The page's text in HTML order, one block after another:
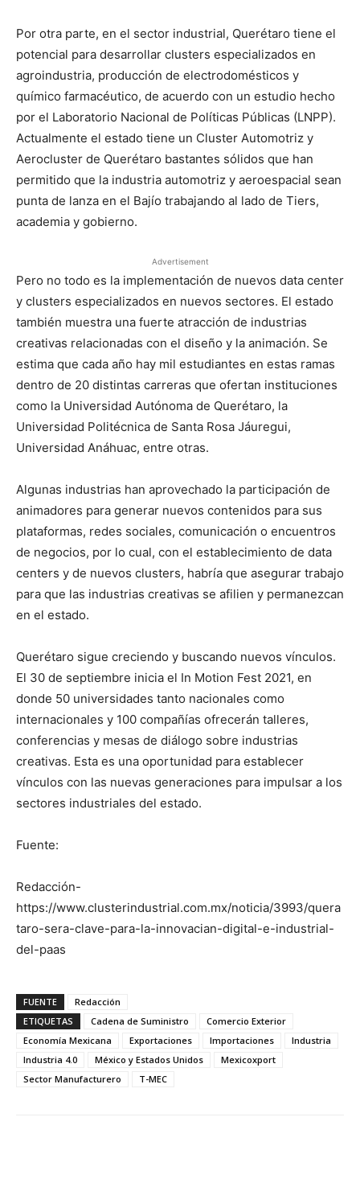
Por otra parte, en el sector industrial, Querétaro tiene el
potencial para desarrollar clusters especializados en
agroindustria, producción de electrodomésticos y
químico farmacéutico, de acuerdo con un estudio hecho
por el Laboratorio Nacional de Políticas Públicas (LNPP).
Actualmente el estado tiene un Cluster Automotriz y
Aerocluster de Querétaro bastantes sólidos que han
permitido que la industria automotriz y aeroespacial sean
punta de lanza en el Bajío trabajando al lado de Tiers,
academia y gobierno.
Advertisement
Pero no todo es la implementación de nuevos data center
y clusters especializados en nuevos sectores. El estado
también muestra una fuerte atracción de industrias
creativas relacionadas con el diseño y la animación. Se
estima que cada año hay mil estudiantes en estas ramas
dentro de 20 distintas carreras que ofertan instituciones
como la Universidad Autónoma de Querétaro, la
Universidad Politécnica de Santa Rosa Jáuregui,
Universidad Anáhuac, entre otras.
Algunas industrias han aprovechado la participación de
animadores para generar nuevos contenidos para sus
plataformas, redes sociales, comunicación o encuentros
de negocios, por lo cual, con el establecimiento de data
centers y de nuevos clusters, habría que asegurar trabajo
para que las industrias creativas se afilien y permanezcan
en el estado.
Querétaro sigue creciendo y buscando nuevos vínculos.
El 30 de septiembre inicia el In Motion Fest 2021, en
donde 50 universidades tanto nacionales como
internacionales y 100 compañías ofrecerán talleres,
conferencias y mesas de diálogo sobre industrias
creativas. Esta es una oportunidad para establecer
vínculos con las nuevas generaciones para impulsar a los
sectores industriales del estado.
Fuente:
Redacción-
https://www.clusterindustrial.com.mx/noticia/3993/quera
taro-sera-clave-para-la-innovacian-digital-e-industrial-
del-paas
FUENTE
Redacción
ETIQUETAS
Cadena de Suministro
Comercio Exterior
Economía Mexicana
Exportaciones Importaciones
Industria
Industria 4.0
México y Estados Unidos
Mexicoxport
Sector Manufacturero
T-MEC